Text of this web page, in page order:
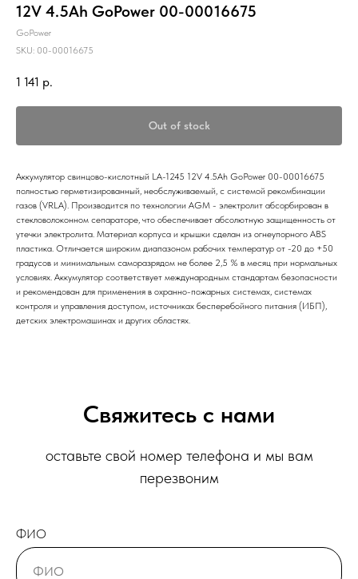
12V 4.5Ah GoPower 00-00016675
GoPower
SKU: 00-00016675
1 141 р.
Out of stock
Аккумулятор свинцово-кислотный LA-1245 12V 4.5Ah GoPower 00-00016675
полностью герметизированный, необслуживаемый, с системой рекомбинации
газов (VRLA). Производится по технологии AGM - электролит абсорбирован в
стекловолоконном сепараторе, что обеспечивает абсолютную защищенность от
утечки электролита. Материал корпуса и крышки сделан из огнеупорного ABS
пластика. Отличается широким диапазоном рабочих температур от -20 до +50
градусов и минимальным саморазрядом не более 2,5 % в месяц при нормальных
условиях. Аккумулятор соответствует международным стандартам безопасности
и рекомендован для применения в охранно-пожарных системах, системах
контроля и управления доступом, источниках бесперебойного питания (ИБП),
детских электромашинах и других областях.
Свяжитесь с нами
оставьте свой номер телефона и мы вам
перезвоним
ФИО